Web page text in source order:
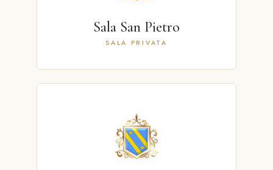
Sala San Pietro
SALA PRIVATA